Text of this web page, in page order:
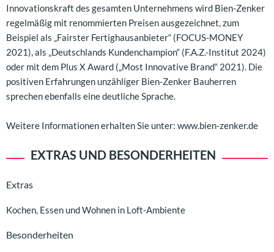
Innovationskraft des gesamten Unternehmens wird Bien-Zenker
regelmäßig mit renommierten Preisen ausgezeichnet, zum
Beispiel als „Fairster Fertighausanbieter“ (FOCUS-MONEY
2021), als „Deutschlands Kundenchampion“ (F.A.Z.-Institut 2024)
oder mit dem Plus X Award („Most Innovative Brand“ 2021). Die
positiven Erfahrungen unzähliger Bien-Zenker Bauherren
sprechen ebenfalls eine deutliche Sprache.
Weitere Informationen erhalten Sie unter: www.bien-zenker.de
EXTRAS UND BESONDERHEITEN
Extras
Kochen, Essen und Wohnen in Loft-Ambiente
Besonderheiten